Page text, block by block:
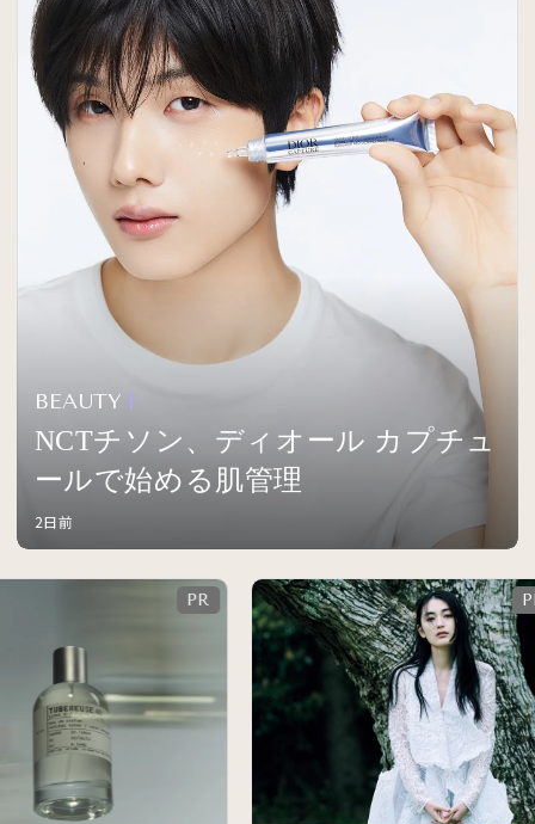
BEAUTY
NCTチソン、ディオール カプチュ
ールで始める肌管理
2日前